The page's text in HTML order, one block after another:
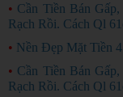
• Cần Tiền Bán
Rạch Rồi. Cách Ql
• Nền Đẹp Mặt Tiền
• Cần Tiền Bán
Rạch Rồi. Cách Ql